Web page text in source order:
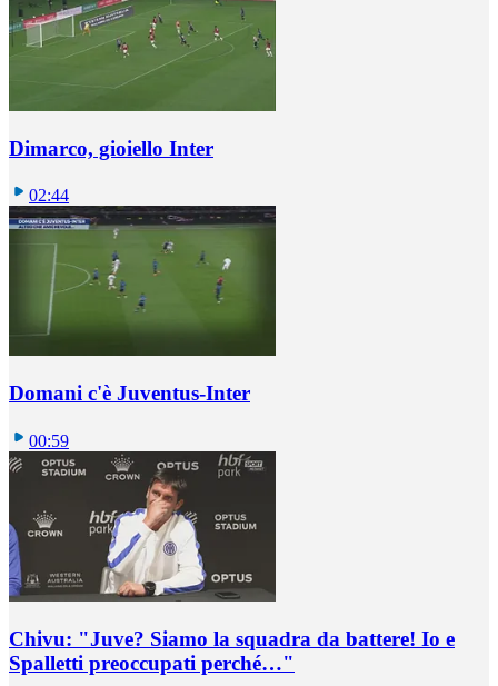
Dimarco, gioiello Inter
02:44
Domani c'è Juventus-Inter
00:59
Chivu: "Juve? Siamo la squadra da battere! Io e
Spalletti preoccupati perché…"